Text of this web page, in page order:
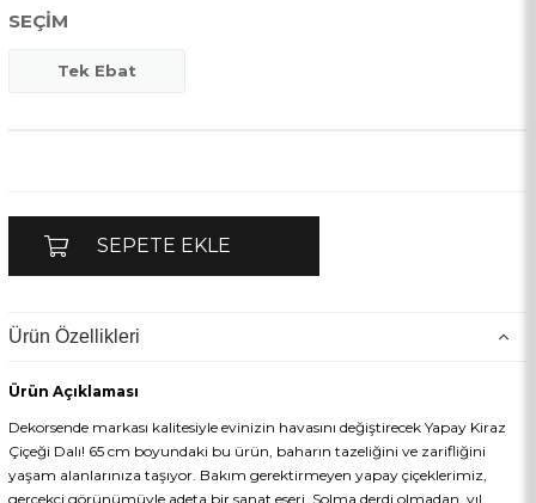
SEÇIM
Tek Ebat
Ürün Özellikleri
Ürün Açıklaması
Dekorsende markası kalitesiyle evinizin havasını değiştirecek Yapay Kiraz
Çiçeği Dalı! 65 cm boyundaki bu ürün, baharın tazeliğini ve zarifliğini
yaşam alanlarınıza taşıyor. Bakım gerektirmeyen yapay çiçeklerimiz,
gerçekçi görünümüyle adeta bir sanat eseri. Solma derdi olmadan, yıl